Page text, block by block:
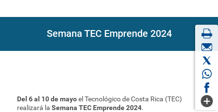
Semana TEC Emprende 2024
Del 6 al 10 de mayoel Tecnológico de Costa Rica (TEC)
realizará la Semana TEC Emprende 2024.